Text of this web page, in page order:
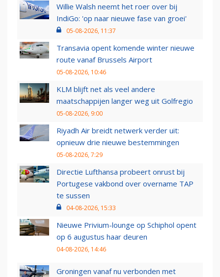
Willie Walsh neemt het roer over bij
IndiGo: 'op naar nieuwe fase van groei'
05-08-2026, 11:37
Transavia opent komende winter nieuwe
route vanaf Brussels Airport
05-08-2026, 10:46
KLM blijft net als veel andere
maatschappijen langer weg uit Golfregio
05-08-2026, 9:00
Riyadh Air breidt netwerk verder uit:
opnieuw drie nieuwe bestemmingen
05-08-2026, 7:29
Directie Lufthansa probeert onrust bij
Portugese vakbond over overname TAP
te sussen
04-08-2026, 15:33
Nieuwe Privium-lounge op Schiphol opent
op 6 augustus haar deuren
04-08-2026, 14:46
Groningen vanaf nu verbonden met